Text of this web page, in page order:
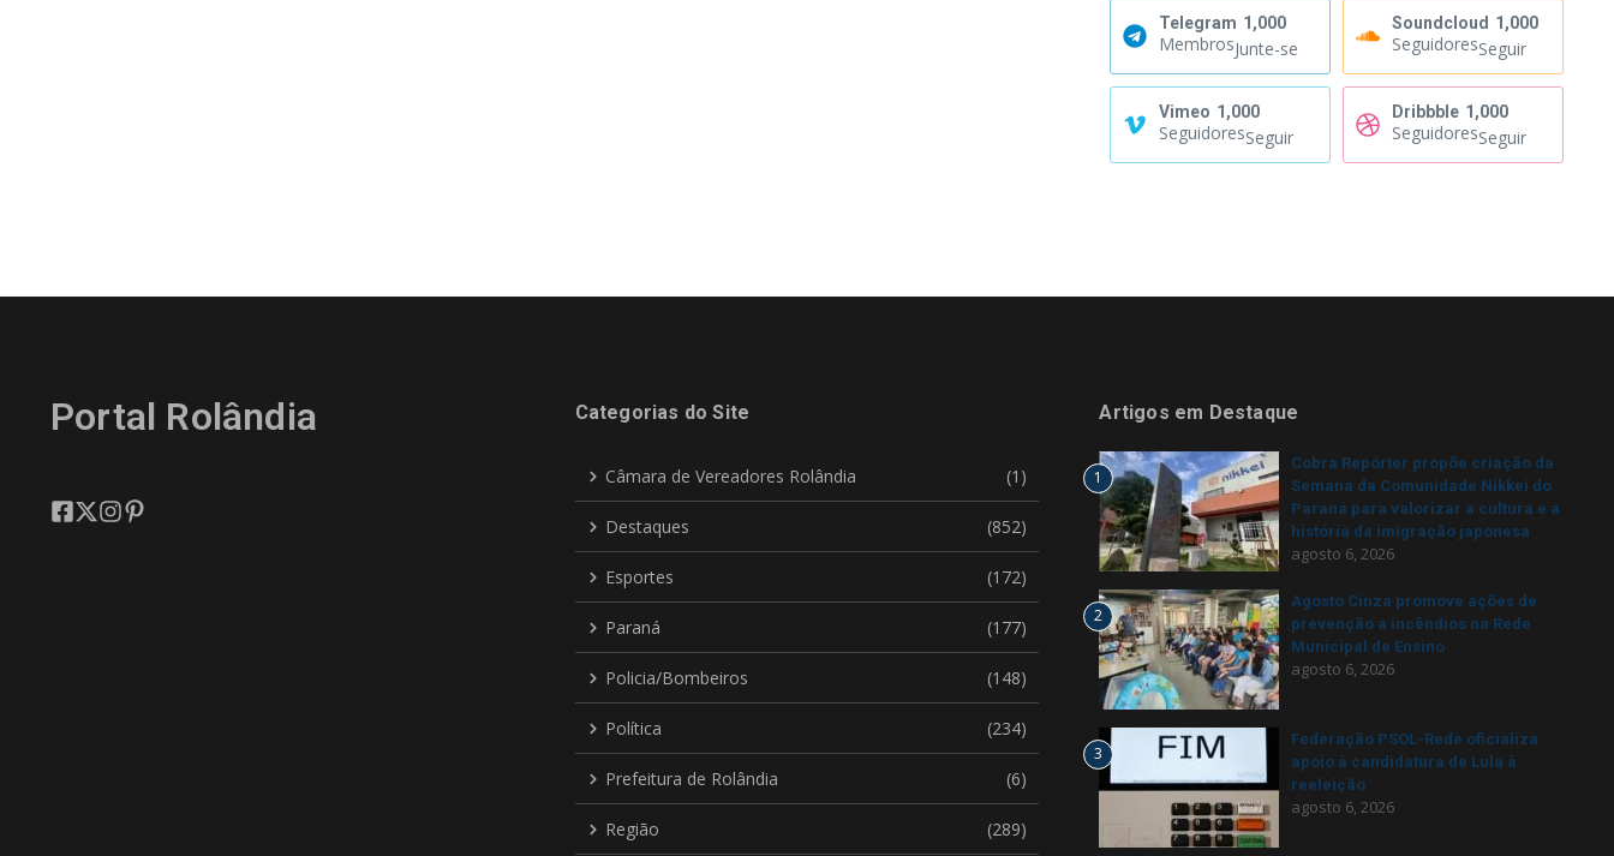
Telegram 1,000
MembrosJunte-se
Soundcloud 1,000
SeguidoresSeguir
Vimeo 1,000
SeguidoresSeguir
Dribbble 1,000
SeguidoresSeguir
Portal Rolândia Categorias do Site
Câmara de Vereadores Rolândia (1)
Destaques (852)
Esportes (172)
Paraná (177)
Policia/Bombeiros (148)
Política (234)
Prefeitura de Rolândia (6)
Região (289)
Artigos em Destaque
1
Cobra Repórter propõe criação da
Semana da Comunidade Nikkei do
Paraná para valorizar a cultura e a
história da imigração japonesa
agosto 6, 2026
2
Agosto Cinza promove ações de
prevenção a incêndios na Rede
Municipal de Ensino
agosto 6, 2026
3
Federação PSOL-Rede oficializa
apoio à candidatura de Lula à
reeleição
agosto 6, 2026